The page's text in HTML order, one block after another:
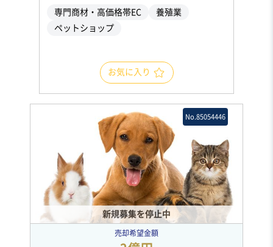
専門商材・高価格帯EC
養殖業
ペットショップ
お気に入り
新規募集を停止中
No.85054446
売却希望金額